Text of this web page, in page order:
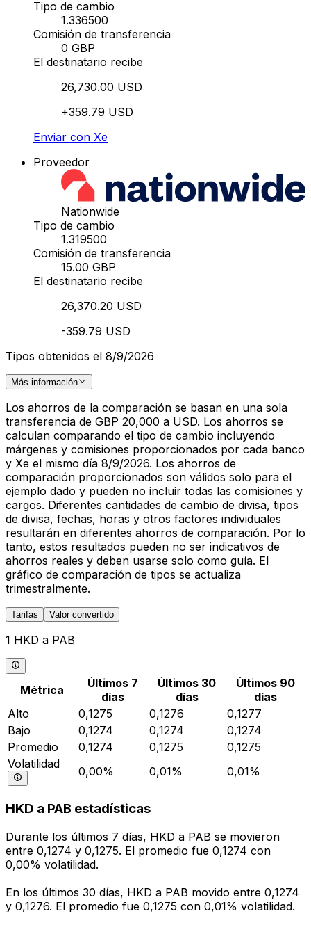
Tipo de cambio
1.336500
Comisión de transferencia
0 GBP
El destinatario recibe
26,730.00 USD
+359.79 USD
Enviar con Xe
Proveedor
Nationwide
Tipo de cambio
1.319500
Comisión de transferencia
15.00 GBP
El destinatario recibe
26,370.20 USD
-359.79 USD
Tipos obtenidos el 8/9/2026
Más información
Los ahorros de la comparación se basan en una sola
transferencia de GBP 20,000 a USD. Los ahorros se
calculan comparando el tipo de cambio incluyendo
márgenes y comisiones proporcionados por cada banco
y Xe el mismo día 8/9/2026. Los ahorros de
comparación proporcionados son válidos solo para el
ejemplo dado y pueden no incluir todas las comisiones y
cargos. Diferentes cantidades de cambio de divisa, tipos
de divisa, fechas, horas y otros factores individuales
resultarán en diferentes ahorros de comparación. Por lo
tanto, estos resultados pueden no ser indicativos de
ahorros reales y deben usarse solo como guía. El
gráfico de comparación de tipos se actualiza
trimestralmente.
Tarifas Valor convertido
1 HKD a PAB
Métrica
Últimos 7
días
Últimos 30
días
Últimos 90
días
Alto
0,1275 0,1276
0,1277
Bajo
0,1274 0,1274
0,1274
Promedio
0,1274 0,1275
0,1275
Volatilidad
0,00% 0,01% 0,01%
HKD a PAB estadísticas
Durante los últimos 7 días, HKD a PAB se movieron
entre 0,1274 y 0,1275. El promedio fue 0,1274 con
0,00% volatilidad.
En los últimos 30 días, HKD a PAB movido entre 0,1274
y 0,1276. El promedio fue 0,1275 con 0,01% volatilidad.